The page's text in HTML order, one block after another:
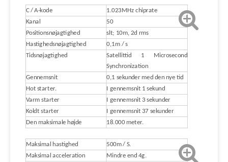
C / A-kode
1.023MHz chiprate
Kanal
50
Positionsnøjagtighed
slt; 10m, 2d rms
Hastighedsnøjagtighed
0,1m / s
Tidsnøjagtighed Satellittid 1 Microsecond
Synchronization
Gennemsnit
0,1 sekunder med den nye tid
Hot starter.
I gennemsnit 1 sekund
Varm starter
I gennemsnit 3 sekunder
Koldt starter
I gennemsnit 37 sekunder
Den maksimale højde
18.000 meter.
Maksimal hastighed
500m / S.
Maksimal acceleration
Mindre end 4g.